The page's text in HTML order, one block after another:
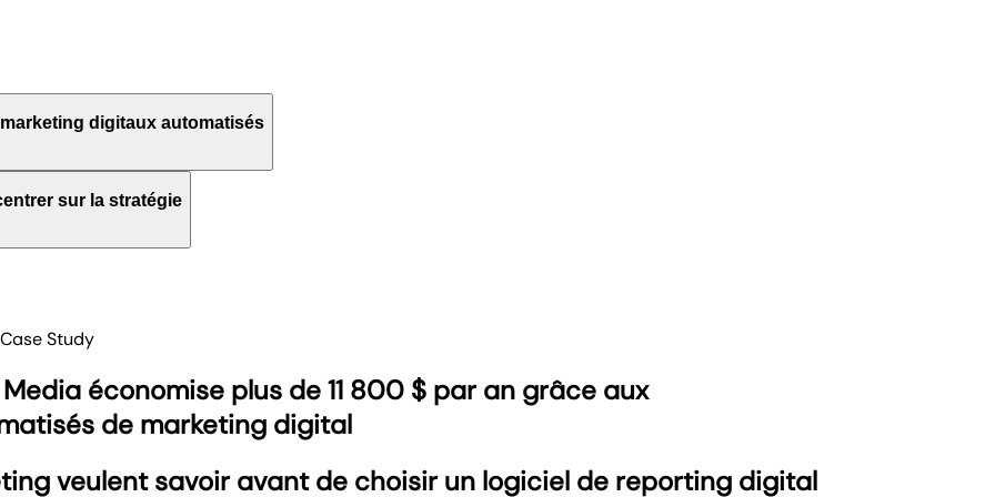
leur activité.
en toute transparence
une seule plateforme.
digitaux automatisés
sur la stratégie
de travailler plus
agence avec les options
ou les ajustements
Case Study
économise plus de 11 800 $ par an grâce aux
de marketing digital
veulent savoir avant de choisir un logiciel de reporting digital